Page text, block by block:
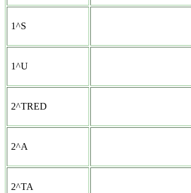
1^S
1^U
2^TRED
2^A
2^TA